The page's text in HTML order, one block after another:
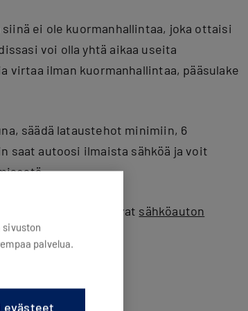
ei ole kuormanhallintaa, joka ottaisi
voi olla yhtä aikaa useita
virtaa ilman kuormanhallintaa, pääsulake
säädä lataustehot minimiin, 6
saat autoosi ilmaista sähköä ja voit
mitä ne tarkoittavat sähköauton
sivuston
palvelua.
evästeet